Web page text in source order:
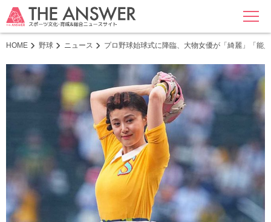
MENU
HOME 野球 ニュース プロ野球始球式に降臨、大物女優が「綺麗」「